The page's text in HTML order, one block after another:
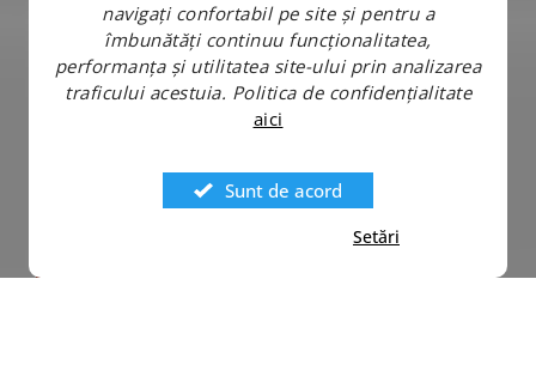
navigați confortabil pe site și pentru a
îmbunătăți continuu funcționalitatea,
performanța și utilitatea site-ului prin analizarea
traficului acestuia. Politica de confidențialitate
aici
Sunt de acord
Setări